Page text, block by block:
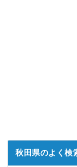
秋田県のよく検